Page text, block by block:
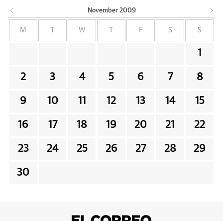
November 2009
M W F S S
1
2 3 4 5 6 7 8
9 10 11 12 13 14 15
16 17 18 19 20 21 22
23 24 25 26 27 28 29
30